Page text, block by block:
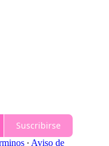
Suscribirse
∙ Aviso de